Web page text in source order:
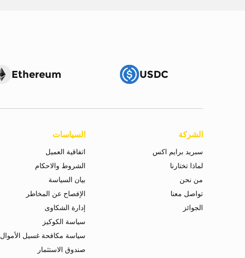
Ethereum USDC
الشركة
سبريد برايم اكس
لماذا تختارنا
من نحن
تواصل معنا
الجوائز
السياسات
اتفاقية العميل
الشروط والاحكام
بيان السياسة
الإفصاح عن المخاطر
إدارة الشكاوى
سياسة الكوكيز
سياسة مكافحة غسيل الأموال
صندوق الاستثمار